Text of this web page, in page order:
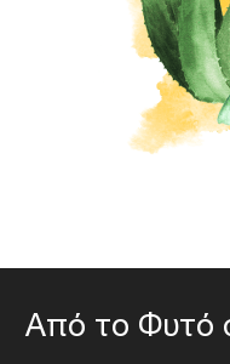
Από το Φυτό